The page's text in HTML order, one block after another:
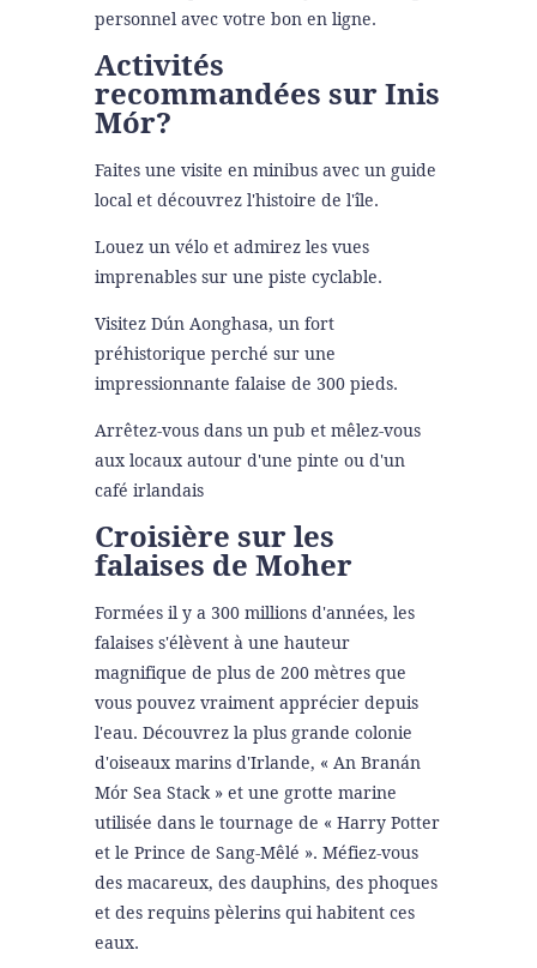
personnel avec votre bon en ligne.
Activités
recommandées sur Inis
Mór?
Faites une visite en minibus avec un guide
local et découvrez l'histoire de l'île.
Louez un vélo et admirez les vues
imprenables sur une piste cyclable.
Visitez Dún Aonghasa, un fort
préhistorique perché sur une
impressionnante falaise de 300 pieds.
Arrêtez-vous dans un pub et mêlez-vous
aux locaux autour d'une pinte ou d'un
café irlandais
Croisière sur les
falaises de Moher
Formées il y a 300 millions d'années, les
falaises s'élèvent à une hauteur
magnifique de plus de 200 mètres que
vous pouvez vraiment apprécier depuis
l'eau. Découvrez la plus grande colonie
d'oiseaux marins d'Irlande, « An Branán
Mór Sea Stack » et une grotte marine
utilisée dans le tournage de « Harry Potter
et le Prince de Sang-Mêlé ». Méfiez-vous
des macareux, des dauphins, des phoques
et des requins pèlerins qui habitent ces
eaux.